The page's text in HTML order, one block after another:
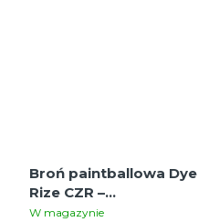
Broń paintballowa Dye
Rize CZR –
czarny/szary
W magazynie